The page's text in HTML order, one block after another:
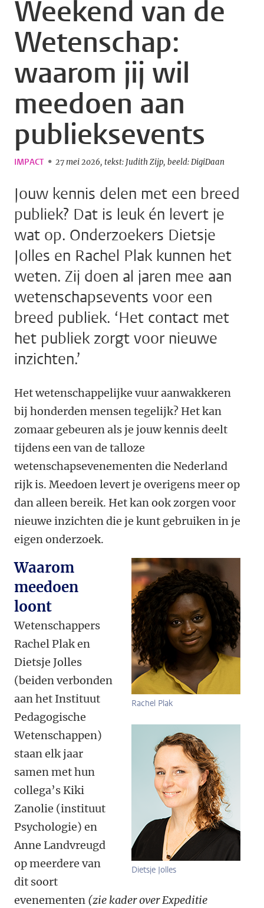
Weekend van de
Wetenschap:
waarom jij wil
meedoen aan
publieksevents
IMPACT 27 mei 2026 tekst: Judith Zijp beeld: DigiDaan
Jouw kennis delen met een breed
publiek? Dat is leuk én levert je
wat op. Onderzoekers Dietsje
Jolles en Rachel Plak kunnen het
weten. Zij doen al jaren mee aan
wetenschapsevents voor een
breed publiek. ‘Het contact met
het publiek zorgt voor nieuwe
inzichten.’
Het wetenschappelijke vuur aanwakkeren
bij honderden mensen tegelijk? Het kan
zomaar gebeuren als je jouw kennis deelt
tijdens een van de talloze
wetenschapsevenementen die Nederland
rijk is. Meedoen levert je overigens meer op
dan alleen bereik. Het kan ook zorgen voor
nieuwe inzichten die je kunt gebruiken in je
eigen onderzoek.
Rachel Plak
Dietsje Jolles
Waarom
meedoen
loont
Wetenschappers
Rachel Plak en
Dietsje Jolles
(beiden verbonden
aan het Instituut
Pedagogische
Wetenschappen)
staan elk jaar
samen met hun
collega’s Kiki
Zanolie (instituut
Psychologie) en
Anne Landvreugd
op meerdere van
dit soort
evenementen (zie kader over Expeditie